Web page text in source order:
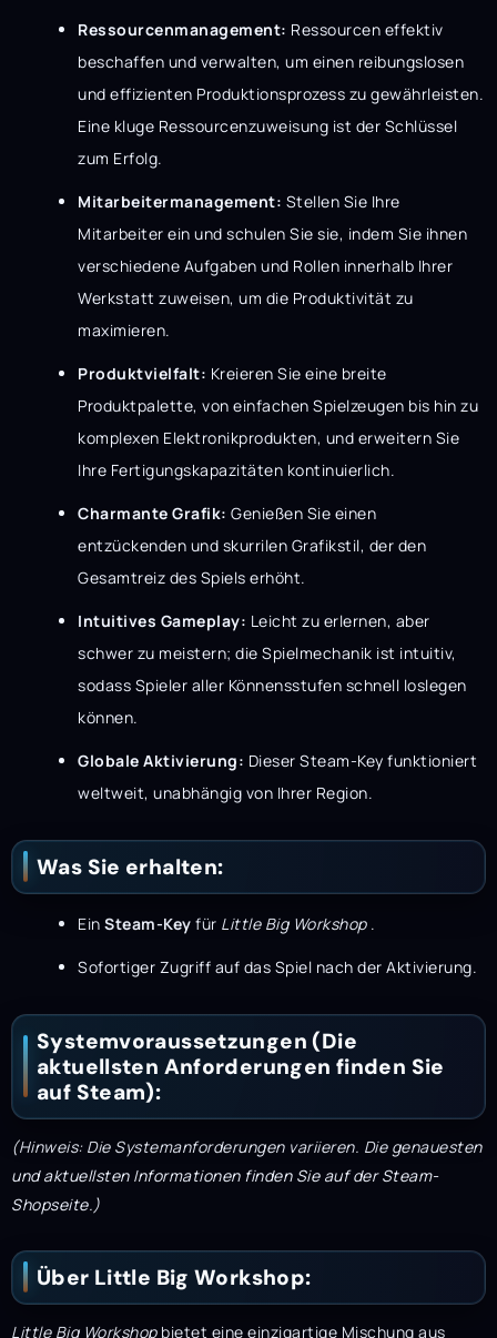
Ressourcenmanagement: Ressourcen effektiv
beschaffen und verwalten, um einen reibungslosen
und effizienten Produktionsprozess zu gewährleisten.
Eine kluge Ressourcenzuweisung ist der Schlüssel
zum Erfolg.
Mitarbeitermanagement: Stellen Sie Ihre
Mitarbeiter ein und schulen Sie sie, indem Sie ihnen
verschiedene Aufgaben und Rollen innerhalb Ihrer
Werkstatt zuweisen, um die Produktivität zu
maximieren.
Produktvielfalt: Kreieren Sie eine breite
Produktpalette, von einfachen Spielzeugen bis hin zu
komplexen Elektronikprodukten, und erweitern Sie
Ihre Fertigungskapazitäten kontinuierlich.
Charmante Grafik: Genießen Sie einen
entzückenden und skurrilen Grafikstil, der den
Gesamtreiz des Spiels erhöht.
Intuitives Gameplay: Leicht zu erlernen, aber
schwer zu meistern; die Spielmechanik ist intuitiv,
sodass Spieler aller Könnensstufen schnell loslegen
können.
Globale Aktivierung: Dieser Steam-Key funktioniert
weltweit, unabhängig von Ihrer Region.
Was Sie erhalten:
Ein Steam-Key für Little Big Workshop.
Sofortiger Zugriff auf das Spiel nach der Aktivierung.
Systemvoraussetzungen (Die
aktuellsten Anforderungen finden Sie
auf Steam):
(Hinweis: Die Systemanforderungen variieren. Die genauesten
und aktuellsten Informationen finden Sie auf der Steam-
Shopseite.)
Über Little Big Workshop:
Little Big Workshopbietet eine einzigartige Mischung aus